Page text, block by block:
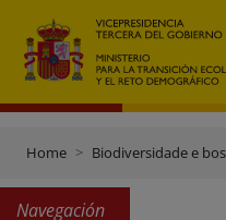
Home Biodiversidade e
Navegación